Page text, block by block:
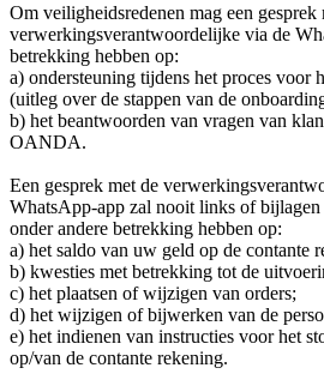
Om veiligheidsredenen mag een gesprek
verwerkingsverantwoordelijke via de
betrekking hebben op:
a) ondersteuning tijdens het proces voor
(uitleg over de stappen van de
b) het beantwoorden van vragen van
OANDA.
Een gesprek met de
WhatsApp-app zal nooit links of bijlagen
onder andere betrekking hebben op:
a) het saldo van uw geld op de contante
b) kwesties met betrekking tot de
c) het plaatsen of wijzigen van orders;
d) het wijzigen of bijwerken van de
e) het indienen van instructies voor het
op/van de contante rekening.